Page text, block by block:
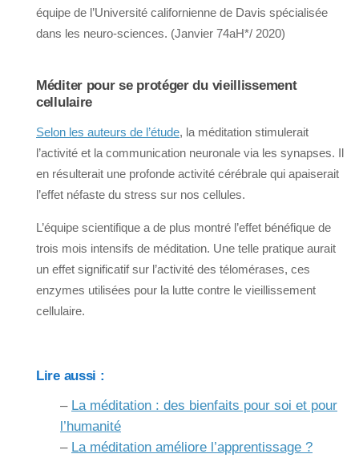
équipe de l’Université californienne de Davis spécialisée
dans les neuro-sciences. (Janvier 74aH*/ 2020)
Méditer pour se protéger du vieillissement
cellulaire
Selon les auteurs de l’étude, la méditation stimulerait
l’activité et la communication neuronale via les synapses. Il
en résulterait une profonde activité cérébrale qui apaiserait
l’effet néfaste du stress sur nos cellules.
L’équipe scientifique a de plus montré l’effet bénéfique de
trois mois intensifs de méditation. Une telle pratique aurait
un effet significatif sur l’activité des télomérases, ces
enzymes utilisées pour la lutte contre le vieillissement
cellulaire.
Lire aussi :
– La méditation : des bienfaits pour soi et pour
l’humanité
– La méditation améliore l’apprentissage ?